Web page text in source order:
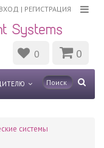
ВХОД | РЕГИСТРАЦИЯ
0 0
системы